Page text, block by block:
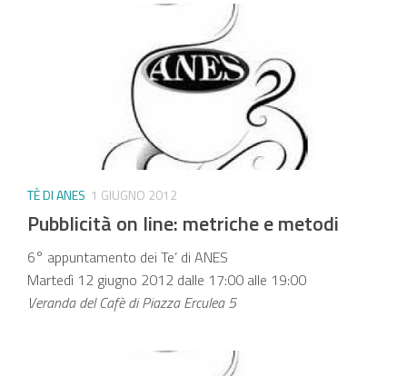
TÈ DI ANES 1 GIUGNO 2012
Pubblicità on line: metriche e metodi
6° appuntamento dei Te’ di ANES
Martedì 12 giugno 2012 dalle 17:00 alle 19:00
Veranda del Cafè di Piazza Erculea 5